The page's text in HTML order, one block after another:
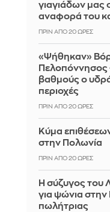
γιαγιάδων μας
αναφορά του
ΠΡΙΝ ΑΠΌ 20 ΏΡΕΣ
«Ψήθηκαν»
βαθμούς ο
περιοχές
ΠΡΙΝ ΑΠΌ 20 ΏΡΕΣ
Κύμα
στην Πολωνία
ΠΡΙΝ ΑΠΌ 20 ΏΡΕΣ
Η σύζυγος του
για ψώνια στην
πωλήτριας